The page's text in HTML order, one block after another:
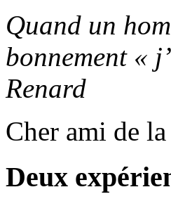
Quand un
bonnement «
Renard
Cher ami de
Deux